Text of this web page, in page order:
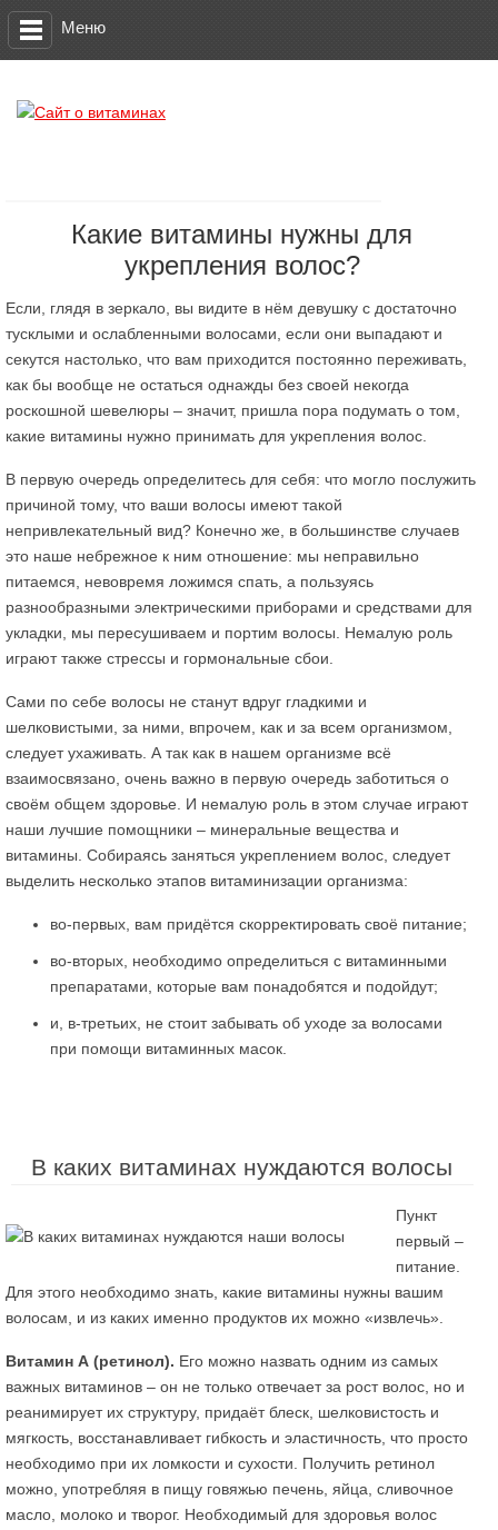
Какие витамины нужны для
укрепления волос?
Если, глядя в зеркало, вы видите в нём девушку с достаточно
тусклыми и ослабленными волосами, если они выпадают и
секутся настолько, что вам приходится постоянно переживать,
как бы вообще не остаться однажды без своей некогда
роскошной шевелюры – значит, пришла пора подумать о том,
какие витамины нужно принимать для укрепления волос.
В первую очередь определитесь для себя: что могло послужить
причиной тому, что ваши волосы имеют такой
непривлекательный вид? Конечно же, в большинстве случаев
это наше небрежное к ним отношение: мы неправильно
питаемся, невовремя ложимся спать, а пользуясь
разнообразными электрическими приборами и средствами для
укладки, мы пересушиваем и портим волосы. Немалую роль
играют также стрессы и гормональные сбои.
Сами по себе волосы не станут вдруг гладкими и
шелковистыми, за ними, впрочем, как и за всем организмом,
следует ухаживать. А так как в нашем организме всё
взаимосвязано, очень важно в первую очередь заботиться о
своём общем здоровье. И немалую роль в этом случае играют
наши лучшие помощники – минеральные вещества и
витамины. Собираясь заняться укреплением волос, следует
выделить несколько этапов витаминизации организма:
во-первых, вам придётся скорректировать своё питание;
во-вторых, необходимо определиться с витаминными
препаратами, которые вам понадобятся и подойдут;
и, в-третьих, не стоит забывать об уходе за волосами
при помощи витаминных масок.
В каких витаминах нуждаются волосы
Пункт
первый –
питание.
Для этого необходимо знать, какие витамины нужны вашим
волосам, и из каких именно продуктов их можно «извлечь».
Витамин А (ретинол). Его можно назвать одним из самых
важных витаминов – он не только отвечает за рост волос, но и
реанимирует их структуру, придаёт блеск, шелковистость и
мягкость, восстанавливает гибкость и эластичность, что просто
необходимо при их ломкости и сухости. Получить ретинол
можно, употребляя в пищу говяжью печень, яйца, сливочное
масло, молоко и творог. Необходимый для здоровья волос
Меню